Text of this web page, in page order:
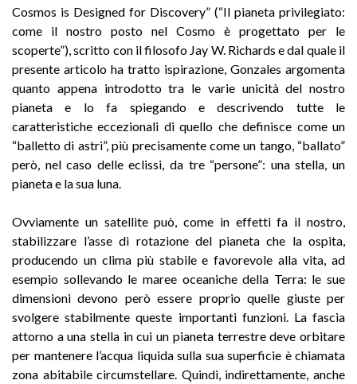
Cosmos is Designed for Discovery” (“Il pianeta privilegiato:
come il nostro posto nel Cosmo è progettato per le
scoperte”), scritto con il filosofo Jay W. Richards e dal quale il
presente articolo ha tratto ispirazione, Gonzales argomenta
quanto appena introdotto tra le varie unicità del nostro
pianeta e lo fa spiegando e descrivendo tutte le
caratteristiche eccezionali di quello che definisce come un
“balletto di astri”, più precisamente come un tango, “ballato”
però, nel caso delle eclissi, da tre “persone”: una stella, un
pianeta e la sua luna.
Ovviamente un satellite può, come in effetti fa il nostro,
stabilizzare l’asse di rotazione del pianeta che la ospita,
producendo un clima più stabile e favorevole alla vita, ad
esempio sollevando le maree oceaniche della Terra: le sue
dimensioni devono però essere proprio quelle giuste per
svolgere stabilmente queste importanti funzioni. La fascia
attorno a una stella in cui un pianeta terrestre deve orbitare
per mantenere l’acqua liquida sulla sua superficie è chiamata
zona abitabile circumstellare. Quindi, indirettamente, anche